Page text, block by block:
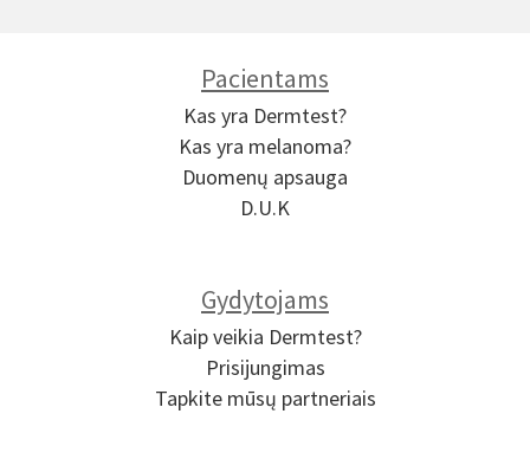
Pacientams
Kas yra Dermtest?
Kas yra melanoma?
Duomenų apsauga
D.U.K
Gydytojams
Kaip veikia Dermtest?
Prisijungimas
Tapkite mūsų partneriais